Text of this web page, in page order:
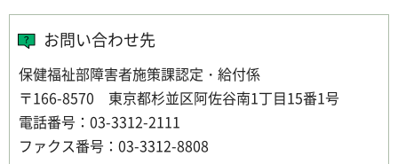
お問い合わせ先
保健福祉部障害者施策課認定・給付係
〒166-8570 東京都杉並区阿佐谷南1丁目15番1号
電話番号：03-3312-2111
ファクス番号：03-3312-8808